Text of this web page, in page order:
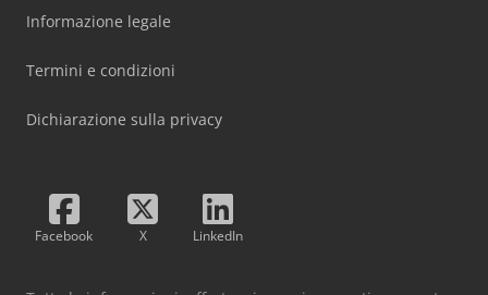
Informazione legale
Termini e condizioni
Dichiarazione sulla privacy
Facebook X LinkedIn